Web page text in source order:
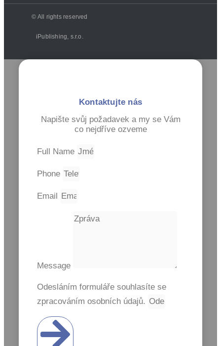
© All rights reserved
iPublishing, s.r.o.
Kontaktujte nás
Napište svůj požadavek a my se Vám
co nejdříve ozveme
Full Name
Phone
Email
Message
Odesláním formuláře souhlasíte se
zpracováním osobních údajů.